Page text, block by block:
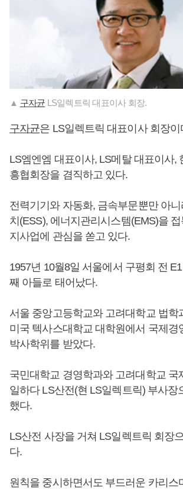
▲ 구자균 LS일렉트릭 대표이사 회장.
구자균은 LS일렉트릭 대표이사 회장이
LS엠엔엠 대표이사, LS메탈 대표이사,
흥협회장을 겸직하고 있다.
전력기기와 자동화, 금속부문뿐만 아
치(ESS), 에너지관리시스템(EMS)을
지사업에 관심을 쏟고 있다.
1957년 10월8일 서울에서 구평회 전
째 아들로 태어났다.
서울 중앙고등학교와 고려대학교 법학
미국 텍사스대학교 대학원에서 국제경
박사학위를 받았다.
국민대학교 경영학과와 고려대학교 국
일하다 LS산전(현 LS일렉트릭) 부사장
했다.
LS산전 사장을 거쳐 LS일렉트릭 회장
다.
원칙을 중시하면서도 부드러운 카리스